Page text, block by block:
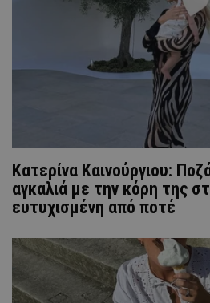
Κατερίνα Καινούργιου:
αγκαλιά με την κόρη της
ευτυχισμένη από ποτέ